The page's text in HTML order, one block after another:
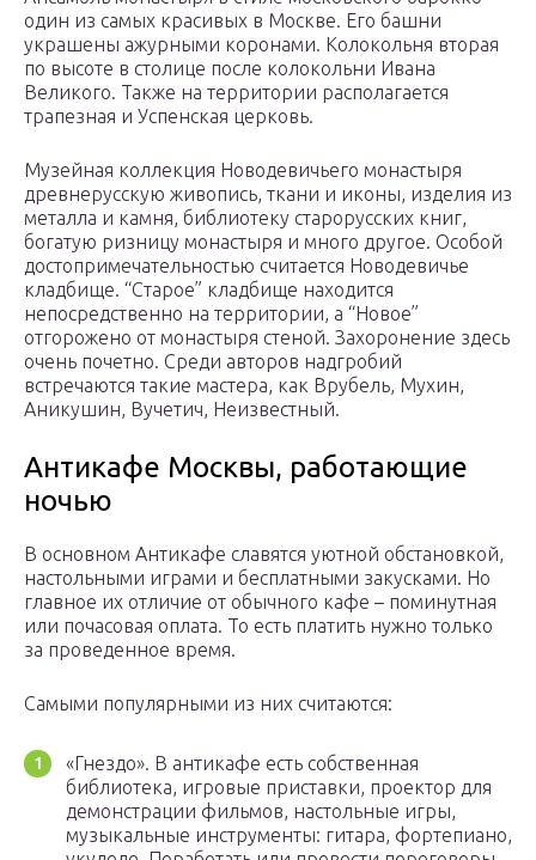
один из самых красивых в Москве. Его башни
украшены ажурными коронами. Колокольня вторая
по высоте в столице после колокольни Ивана
Великого. Также на территории располагается
трапезная и Успенская церковь.
Музейная коллекция Новодевичьего монастыря
древнерусскую живопись, ткани и иконы, изделия из
металла и камня, библиотеку старорусских книг,
богатую ризницу монастыря и много другое. Особой
достопримечательностью считается Новодевичье
кладбище. “Старое” кладбище находится
непосредственно на территории, а “Новое”
отгорожено от монастыря стеной. Захоронение здесь
очень почетно. Среди авторов надгробий
встречаются такие мастера, как Врубель, Мухин,
Аникушин, Вучетич, Неизвестный.
Антикафе Москвы, работающие
ночью
В основном Антикафе славятся уютной обстановкой,
настольными играми и бесплатными закусками. Но
главное их отличие от обычного кафе – поминутная
или почасовая оплата. То есть платить нужно только
за проведенное время.
Самыми популярными из них считаются:
«Гнездо». В антикафе есть собственная
библиотека, игровые приставки, проектор для
демонстрации фильмов, настольные игры,
музыкальные инструменты: гитара, фортепиано,